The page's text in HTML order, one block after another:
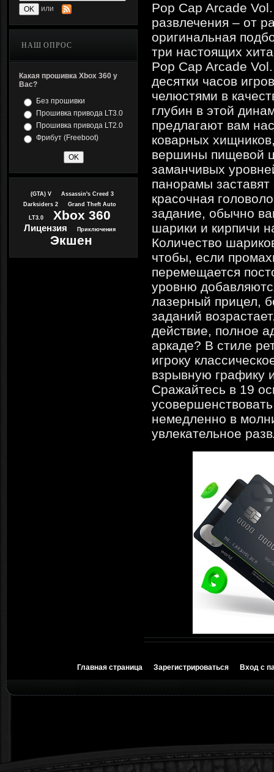
или
НАШ ОПРОС
Какая прошивка Xbox 360 у
Вас?
Без прошивки
Прошивка привода LT3.0
Прошивка привода LT2.0
Фрибут (Freeboot)
(GTA) V
Assassin's Creed 3
Darksiders 2
Grand Theft Auto
LT3.0 Xbox 360
Лицензия Приключения
Экшен
Pop Cap Arcade
развлечения – от
оригинальная
три настоящих
Pop Cap Arcade
десятки часов
челюстями в
глубин в этой
предлагают вам
коварных
вершины пищевой
заманчивых
панорамы
красочная
задание, обычно
шарики и кирпичи
Количество
чтобы, если
перемещается
уровню
лазерный прицел,
заданий
действие, полное
аркаде? В стиле
игроку
взрывную графику
Сражайтесь в 19
немедленно в
увлекательное
Главная страница Зарегистрироваться Вход с